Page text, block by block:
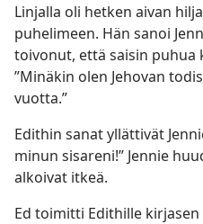
Linjalla oli hetken aivan
puhelimeen. Hän sanoi
toivonut, että saisin puhua
”Minäkin olen Jehovan
vuotta.”
Edithin sanat yllättivät
minun sisareni!” Jennie
alkoivat itkeä.
Ed toimitti Edithille kirjasen